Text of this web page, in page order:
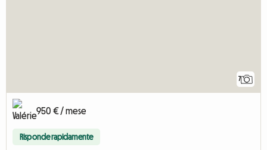
7
950 € / mese
Risponde rapidamente